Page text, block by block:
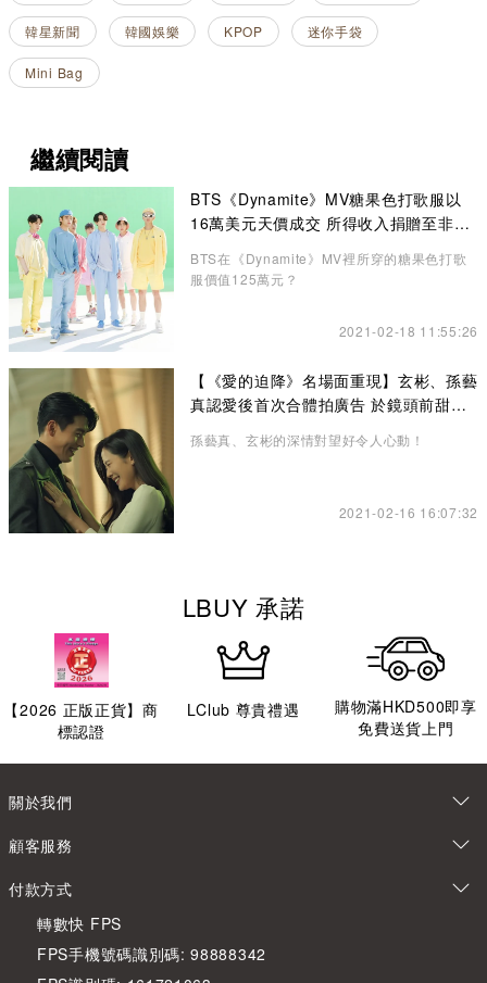
韓星新聞 韓國娛樂 KPOP 迷你手袋
Mini Bag
繼續閱讀
BTS《Dynamite》MV糖果色打歌服以
16萬美元天價成交 所得收入捐贈至非牟
BTS在《Dynamite》MV裡所穿的糖果色打歌
服價值125萬元？
2021-02-18 11:55:26
【《愛的迫降》名場面重現】玄彬、孫藝
真認愛後首次合體拍廣告 於鏡頭前甜蜜
孫藝真、玄彬的深情對望好令人心動！
2021-02-16 16:07:32
LBUY 承諾
【2026 正版正貨】商
標認證
LClub 尊貴禮遇
購物滿HKD500即享
免費送貨上門
關於我們
顧客服務
付款方式
轉數快 FPS
FPS手機號碼識別碼: 98888342